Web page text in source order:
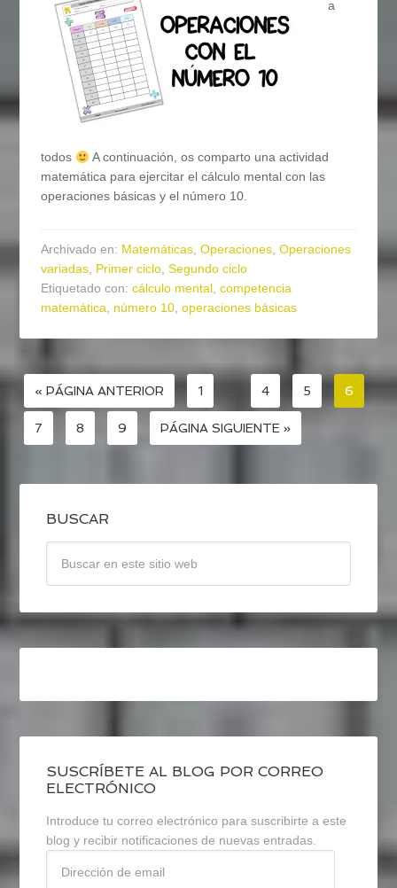
a
todos
A continuación, os comparto una actividad
matemática para ejercitar el cálculo mental con las
operaciones básicas y el número 10.
Archivado en: Matemáticas,Operaciones,Operaciones
variadas, Primer ciclo,Segundo ciclo
Etiquetado con:cálculo mental,competencia
matemática, número 10,operaciones básicas
« PÁGINA ANTERIOR 1 … 4 5 6
7 8 9 PÁGINA SIGUIENTE »
BUSCAR
SUSCRÍBETE AL BLOG POR CORREO
ELECTRÓNICO
Introduce tu correo electrónico para suscribirte a este
blog y recibir notificaciones de nuevas entradas.